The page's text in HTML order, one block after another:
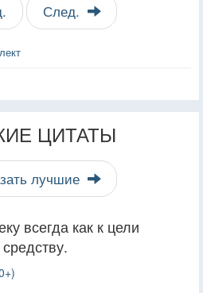
След.
ЦИТАТЫ
лучшие
всегда как к цели